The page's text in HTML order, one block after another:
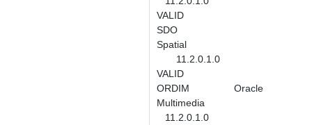
VALID
SDO
Spatial
11.2.0.1.0
VALID
ORDIM Oracle
Multimedia
11.2.0.1.0